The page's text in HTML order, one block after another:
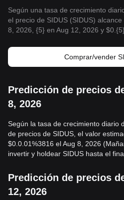
Según una tasa de crecimiento
el precio de SIDUS (SIDUS)
8, 2026, {5} en Aug 12, 2026 y
Comprar/vender
Predicción de precios
8, 2026
Según la tasa de crecimiento diario
de precios de SIDUS, el valor
$0.0.01%3816 el Aug 8, 2026
invertir y holdear SIDUS hasta el
Predicción de precios
12, 2026